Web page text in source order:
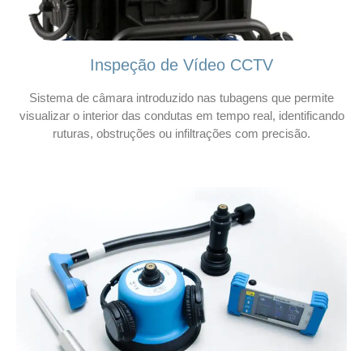
Inspeção de Vídeo CCTV
Sistema de câmara introduzido nas tubagens que permite
visualizar o interior das condutas em tempo real, identificando
ruturas, obstruções ou infiltrações com precisão.